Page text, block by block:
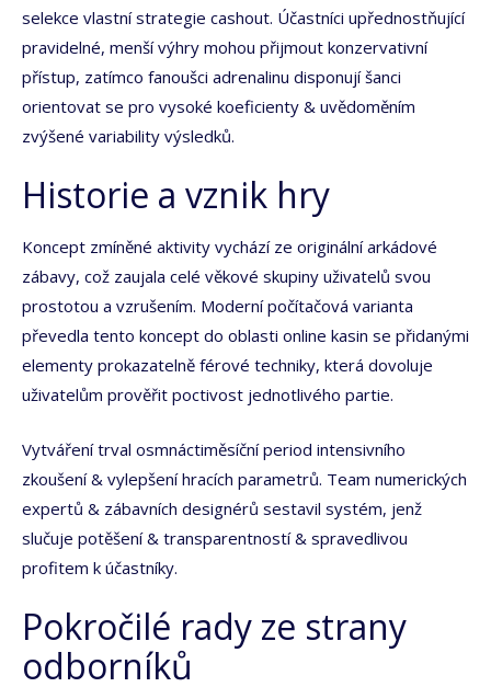
selekce vlastní strategie cashout. Účastníci upřednostňující
pravidelné, menší výhry mohou přijmout konzervativní
přístup, zatímco fanoušci adrenalinu disponují šanci
orientovat se pro vysoké koeficienty & uvědoměním
zvýšené variability výsledků.
Historie a vznik hry
Koncept zmíněné aktivity vychází ze originální arkádové
zábavy, což zaujala celé věkové skupiny uživatelů svou
prostotou a vzrušením. Moderní počítačová varianta
převedla tento koncept do oblasti online kasin se přidanými
elementy prokazatelně férové techniky, která dovoluje
uživatelům prověřit poctivost jednotlivého partie.
Vytváření trval osmnáctiměsíční period intensivního
zkoušení & vylepšení hracích parametrů. Team numerických
expertů & zábavních designérů sestavil systém, jenž
slučuje potěšení & transparentností & spravedlivou
profitem k účastníky.
Pokročilé rady ze strany
odborníků